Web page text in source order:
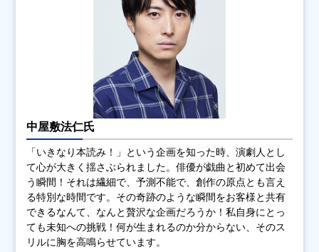
中屋敷法仁氏
「いきなり本読み！」という企画を知った時、演劇人とし
て心が大きく揺さぶられました。俳優が戯曲と初めて出会
う瞬間！それは繊細で、予測不能で、創作の原点とも言え
る特別な時間です。その奇跡のような瞬間をお客様と共有
できるなんて、なんと贅沢な企画だろうか！私自身にとっ
ても未知への挑戦！何が生まれるのか分からない、そのス
リルに胸を高鳴らせています。